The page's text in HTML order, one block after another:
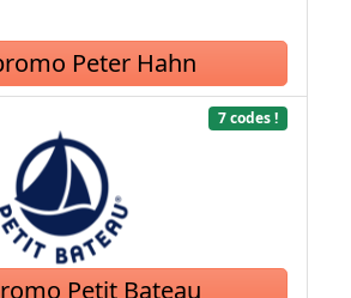
Peter Hahn
7 codes !
Petit Bateau